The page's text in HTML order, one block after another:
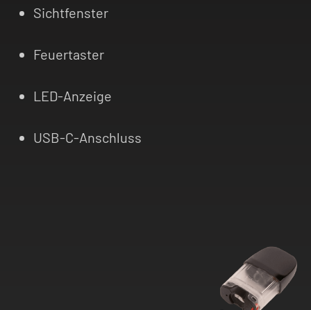
Sichtfenster
Feuertaster
LED-Anzeige
USB-C-Anschluss